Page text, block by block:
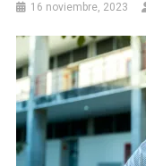
16 noviembre, 2023